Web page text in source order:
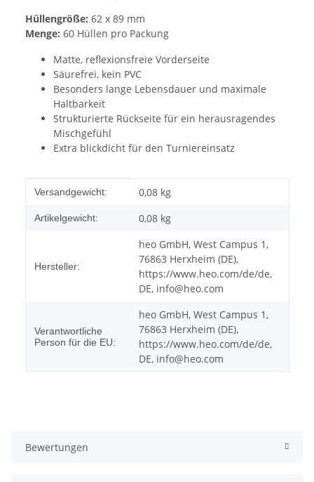
Hüllengröße: 62 x 89 mm
Menge: 60 Hüllen pro Packung
Matte, reflexionsfreie Vorderseite
Säurefrei, kein PVC
Besonders lange Lebensdauer und maximale
Haltbarkeit
Strukturierte Rückseite für ein herausragendes
Mischgefühl
Extra blickdicht für den Turniereinsatz
Produkteigenschaft
Wert
Versandgewicht: 0,08 kg
Artikelgewicht: 0,08 kg
Hersteller:
heo GmbH, West Campus 1,
76863 Herxheim (DE),
https://www.heo.com/de/de,
DE, info@heo.com
Verantwortliche
Person für die EU:
heo GmbH, West Campus 1,
76863 Herxheim (DE),
https://www.heo.com/de/de,
DE, info@heo.com
Bewertungen